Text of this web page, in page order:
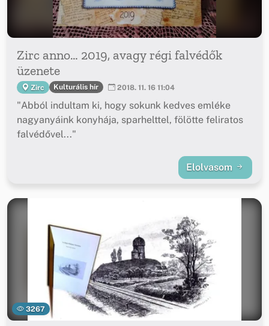
Zirc anno… 2019, avagy régi falvédők
üzenete
Zirc Kulturális hír 2018. 11. 16 11:04
"Abból indultam ki, hogy sokunk kedves emléke
nagyanyáink konyhája, sparhelttel, fölötte feliratos
falvédővel..."
Elolvasom
3267